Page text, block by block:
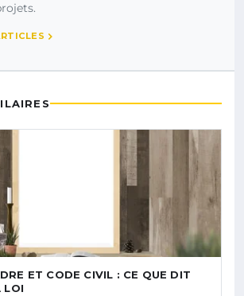
ET CODE CIVIL : CE QUE DIT
LOI